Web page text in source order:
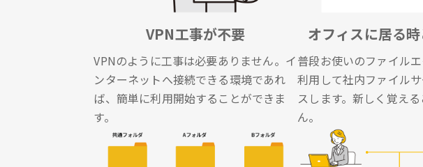
VPN工事が不要
VPNのように工事は必要ありません。イ
ンターネットへ接続できる環境であれ
ば、簡単に利用開始することができま
す。
オフィスに居る
普段お使いのファイル
利用して社内ファイル
スします。新しく覚え
ん。